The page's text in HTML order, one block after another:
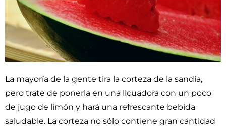
La mayoría de la gente tira la corteza de la sandía,
pero trate de ponerla en una licuadora con un poco
de jugo de limón y hará una refrescante bebida
saludable. La corteza no sólo contiene gran cantidad